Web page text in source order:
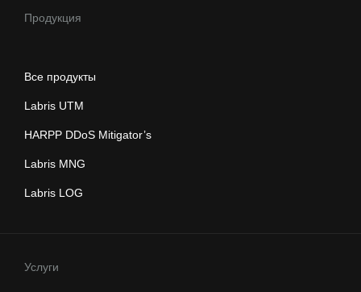
Продукция
Все продукты
Labris UTM
HARPP DDoS Mitigator’s
Labris MNG
Labris LOG
Услуги